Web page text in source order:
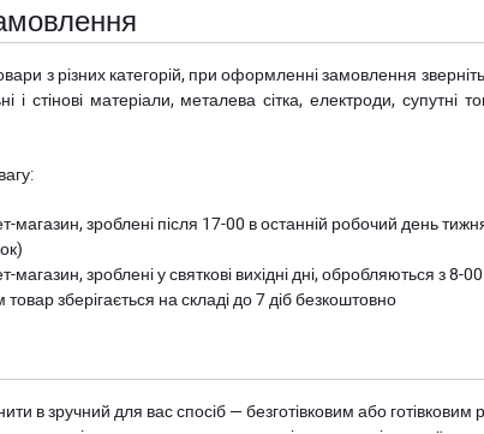
з різних категорій, при оформленні замовлення
і стінові матеріали, металева сітка, електроди,
магазин, зроблені після 17-00 в останній робочий день
магазин, зроблені у святкові вихідні дні, обробляються з
зберігається на складі до 7 діб безкоштовно
в зручний для вас спосіб — безготівковим або